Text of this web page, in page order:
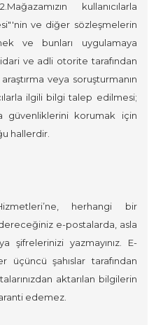
kullanıcılarla
ve diğer sözleşmelerin
ve bunları uygulamaya
ve adli otorite tarafından
veya soruşturmanın
ilgili bilgi talep edilmesi;
güvenliklerini korumak için
hallerdir.
herhangi bir
e-postalarda, asla
şifrelerinizi yazmayınız. E-
şahıslar tarafından
aktarılan bilgilerin
edemez.